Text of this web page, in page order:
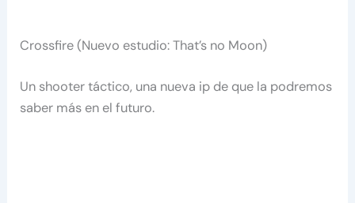
Crossfire (Nuevo estudio: That’s no Moon)
Un shooter táctico, una nueva ip de que la podremos
saber más en el futuro.